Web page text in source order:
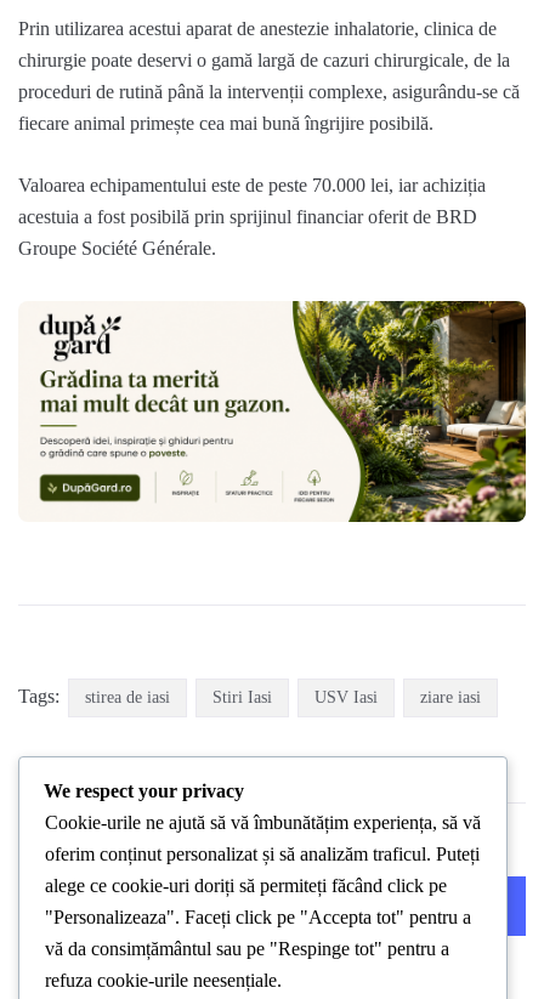
Prin utilizarea acestui aparat de anestezie inhalatorie, clinica de
chirurgie poate deservi o gamă largă de cazuri chirurgicale, de la
proceduri de rutină până la intervenții complexe, asigurându-se că
fiecare animal primește cea mai bună îngrijire posibilă.
Valoarea echipamentului este de peste 70.000 lei, iar achiziția
acestuia a fost posibilă prin sprijinul financiar oferit de BRD
Groupe Société Générale.
Tags: stirea de iasi Stiri Iasi USV Iasi ziare iasi
PREVIOUS POST NEXT POST
We respect your privacy
Cookie-urile ne ajută să vă îmbunătățim experiența, să vă
oferim conținut personalizat și să analizăm traficul. Puteți
alege ce cookie-uri doriți să permiteți făcând click pe
"Personalizeaza". Faceți click pe "Accepta tot" pentru a
vă da consimțământul sau pe "Respinge tot" pentru a
refuza cookie-urile neesențiale.